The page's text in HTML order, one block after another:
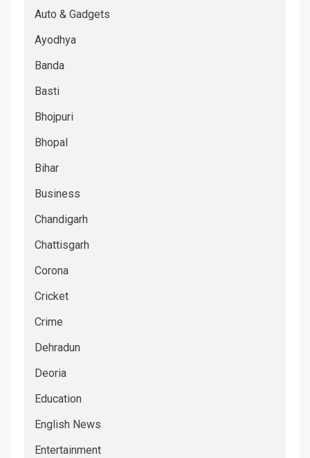
Auto & Gadgets
Ayodhya
Banda
Basti
Bhojpuri
Bhopal
Bihar
Business
Chandigarh
Chattisgarh
Corona
Cricket
Crime
Dehradun
Deoria
Education
English News
Entertainment